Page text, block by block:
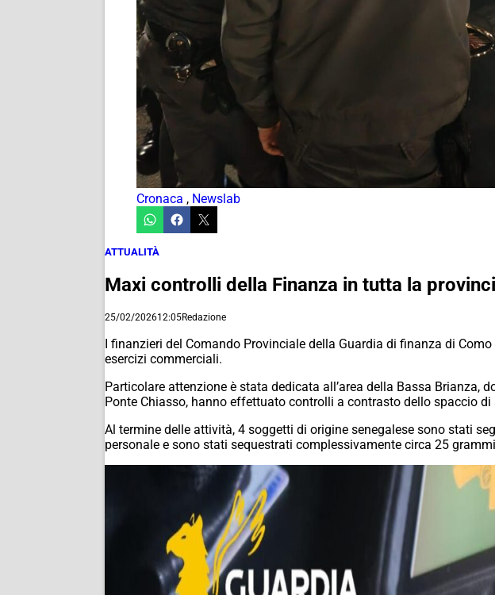
Cronaca , Newslab
ATTUALITÀ
Maxi controlli della Finanza in tutta la
25/02/202612:05Redazione
I finanzieri del Comando Provinciale della Guardia di finanza di
esercizi commerciali.
Particolare attenzione è stata dedicata all’area della Bassa Brianza,
Ponte Chiasso, hanno effettuato controlli a contrasto dello spaccio
Al termine delle attività, 4 soggetti di origine senegalese sono stati
personale e sono stati sequestrati complessivamente circa 25